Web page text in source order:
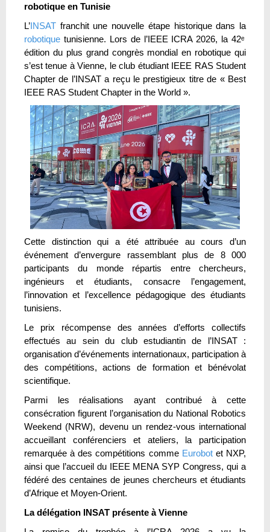
robotique en Tunisie
L’INSAT franchit une nouvelle étape historique dans la
robotique tunisienne. Lors de l’IEEE ICRA 2026, la 42ᵉ
édition du plus grand congrès mondial en robotique qui
s’est tenue à Vienne, le club étudiant IEEE RAS Student
Chapter de l’INSAT a reçu le prestigieux titre de « Best
IEEE RAS Student Chapter in the World ».
Cette distinction qui a été attribuée au cours d’un
événement d’envergure rassemblant plus de 8 000
participants du monde répartis entre chercheurs,
ingénieurs et étudiants, consacre l’engagement,
l’innovation et l’excellence pédagogique des étudiants
tunisiens.
Le prix récompense des années d’efforts collectifs
effectués au sein du club estudiantin de l’INSAT :
organisation d’événements internationaux, participation à
des compétitions, actions de formation et bénévolat
scientifique.
Parmi les réalisations ayant contribué à cette
consécration figurent l’organisation du National Robotics
Weekend (NRW), devenu un rendez‑vous international
accueillant conférenciers et ateliers, la participation
remarquée à des compétitions commeEurobotet NXP,
ainsi que l’accueil du IEEE MENA SYP Congress, qui a
fédéré des centaines de jeunes chercheurs et étudiants
d’Afrique et Moyen‑Orient.
La délégation INSAT présente à Vienne